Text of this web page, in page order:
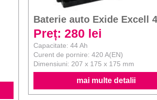
Baterie auto Exide Excell
Preț: 280 lei
Capacitate: 44 Ah
Curent de pornire: 420 A(EN)
Dimensiuni: 207 x 175 x 175 mm
mai multe detalii